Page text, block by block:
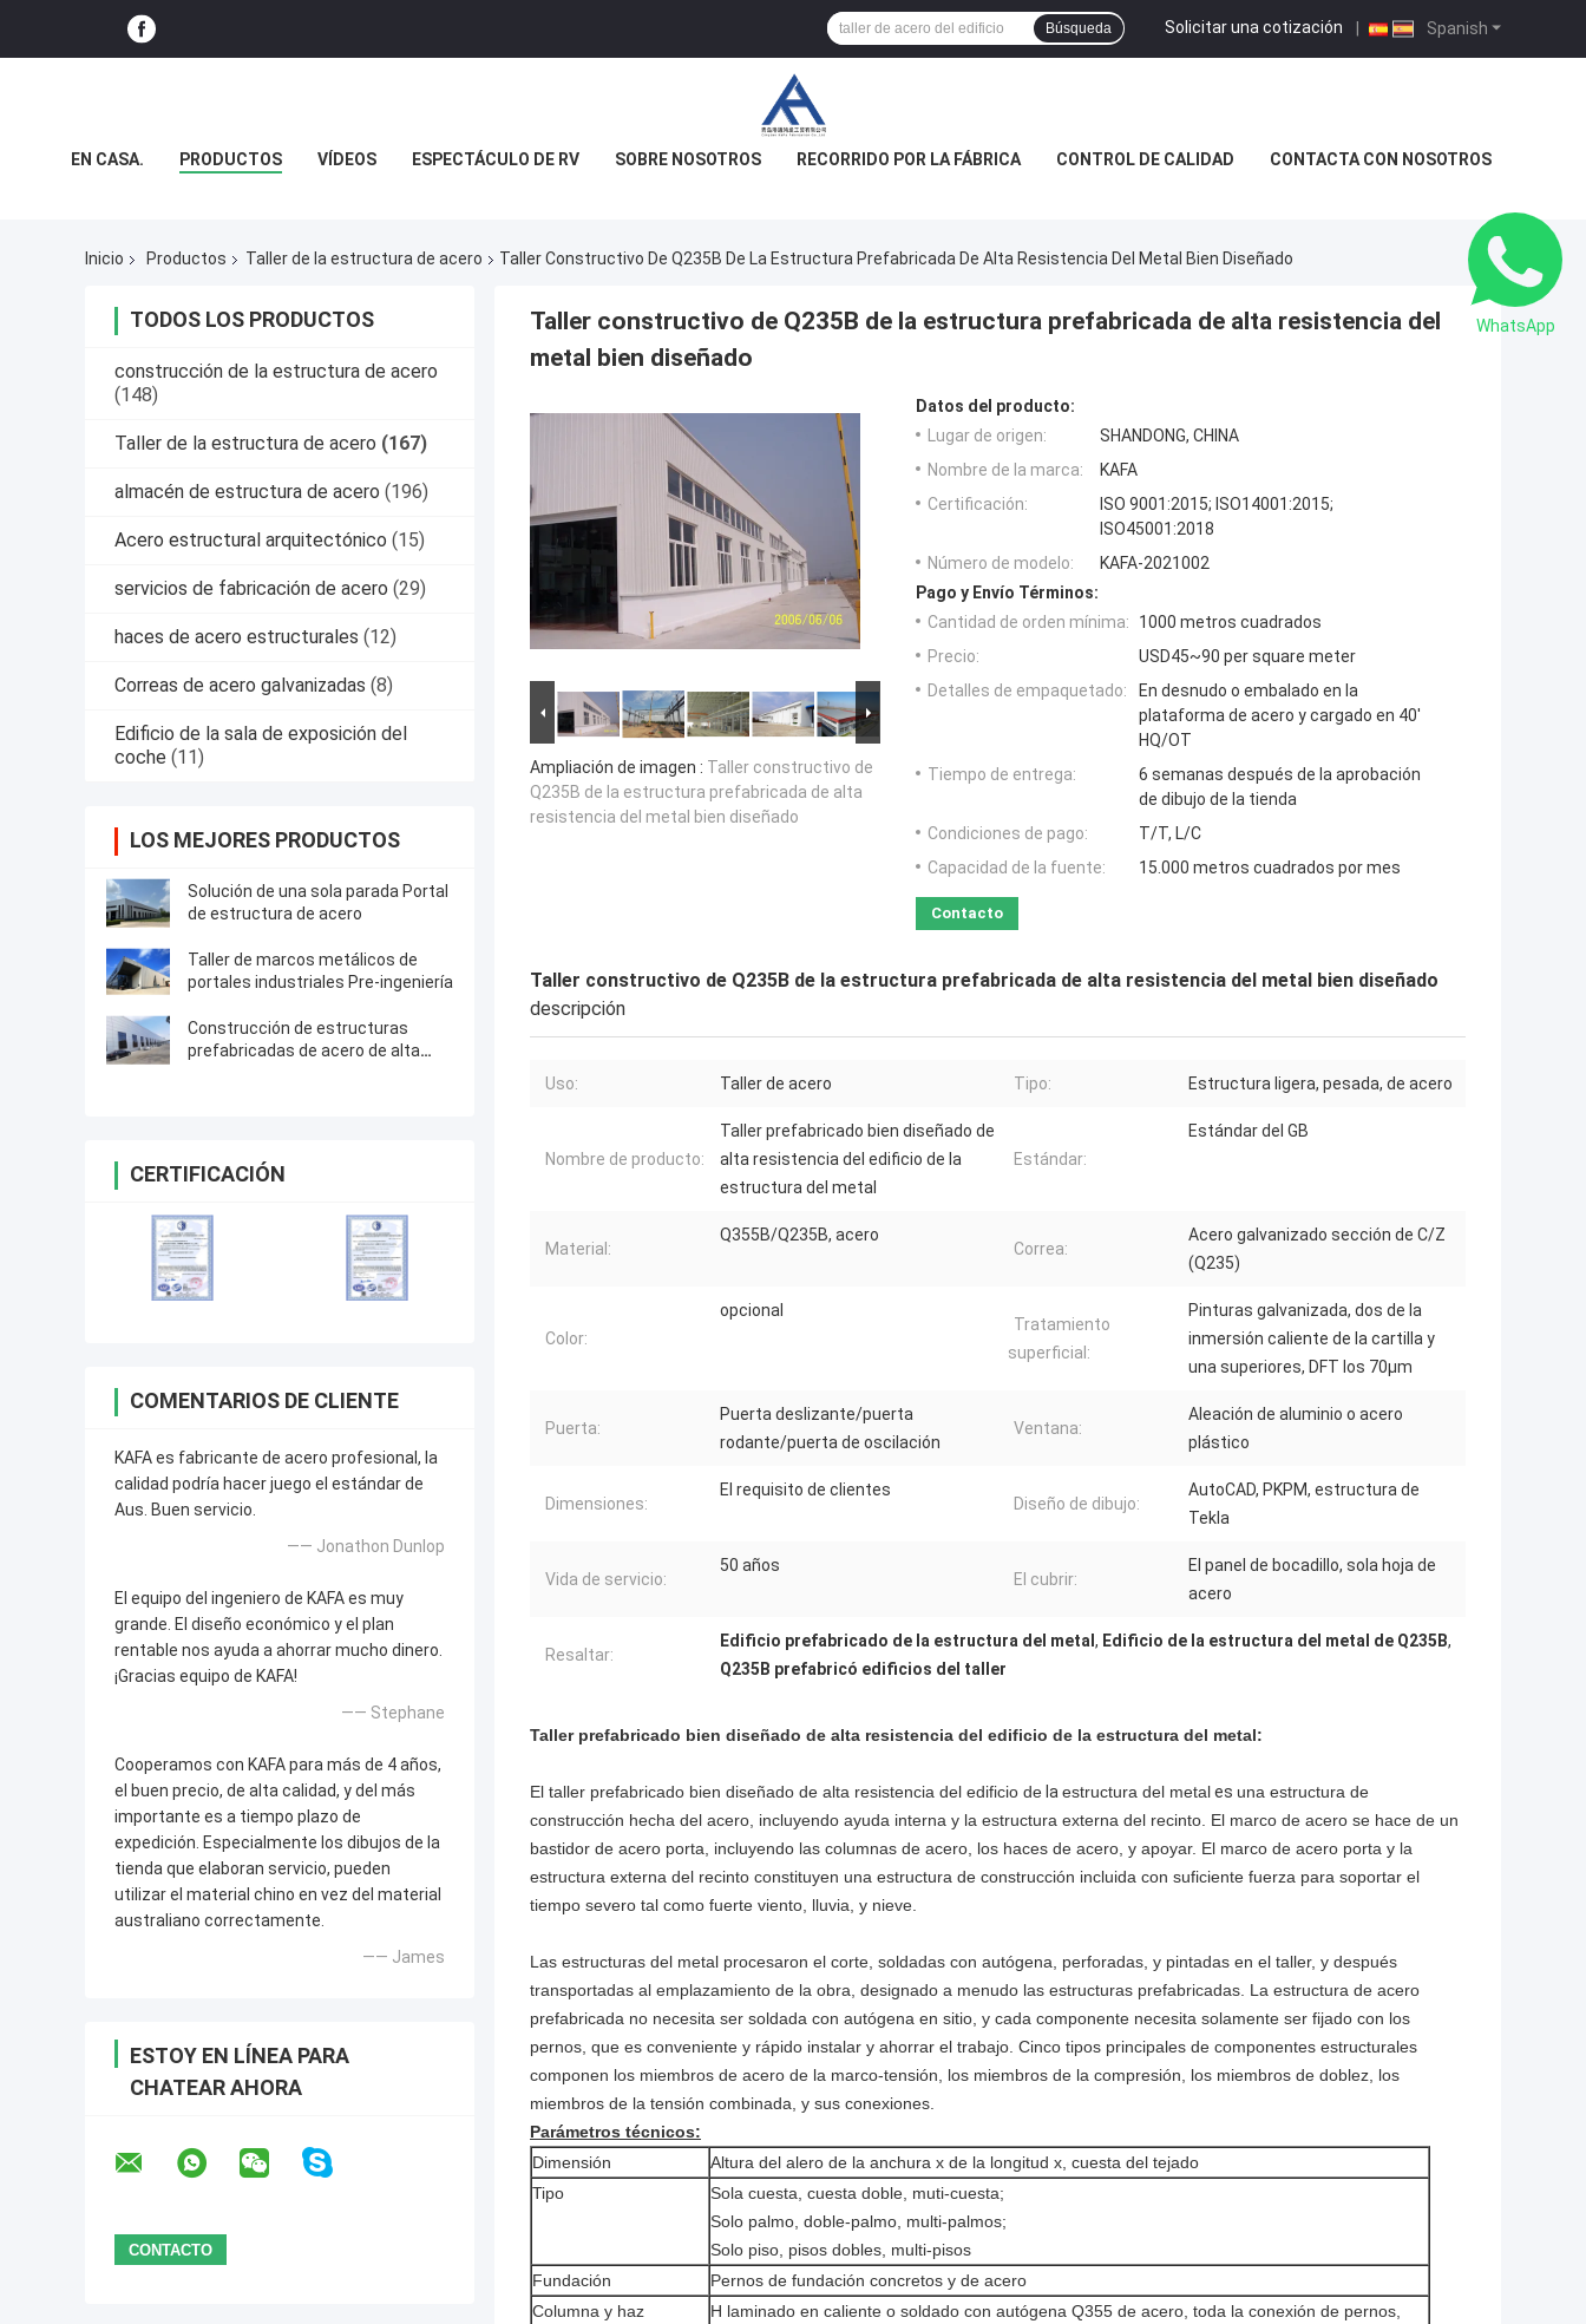
Spanish
Solicitar una cotización |
Búsqueda
EN CASA. PRODUCTOS VÍDEOS ESPECTÁCULO DE RV SOBRE NOSOTROS RECORRIDO POR LA FÁBRICA CONTROL DE CALIDAD CONTACTA CON NOSOTROS
Inicio Productos Taller de la estructura de acero Taller Constructivo De Q235B De La Estructura Prefabricada De Alta Resistencia Del Metal Bien Diseñado
TODOS LOS PRODUCTOS
construcción de la estructura de acero
(148)
Taller de la estructura de acero (167)
almacén de estructura de acero (196)
Acero estructural arquitectónico (15)
servicios de fabricación de acero (29)
haces de acero estructurales (12)
Correas de acero galvanizadas (8)
Edificio de la sala de exposición del
coche (11)
LOS MEJORES PRODUCTOS
Solución de una sola parada Portal
de estructura de acero
Taller de marcos metálicos de
portales industriales Pre-ingeniería
Construcción de estructuras
prefabricadas de acero de alta
CERTIFICACIÓN
COMENTARIOS DE CLIENTE
KAFA es fabricante de acero profesional, la
calidad podría hacer juego el estándar de
Aus. Buen servicio.
—— Jonathon Dunlop
El equipo del ingeniero de KAFA es muy
grande. El diseño económico y el plan
rentable nos ayuda a ahorrar mucho dinero.
¡Gracias equipo de KAFA!
—— Stephane
Cooperamos con KAFA para más de 4 años,
el buen precio, de alta calidad, y del más
importante es a tiempo plazo de
expedición. Especialmente los dibujos de la
tienda que elaboran servicio, pueden
utilizar el material chino en vez del material
australiano correctamente.
—— James
ESTOY EN LÍNEA PARA
CHATEAR AHORA
Taller constructivo de Q235B de la estructura prefabricada de alta resistencia del
metal bien diseñado
Ampliación de imagen : Taller constructivo de
Q235B de la estructura prefabricada de alta
resistencia del metal bien diseñado
Datos del producto:
Lugar de origen:
SHANDONG, CHINA
Nombre de la marca:
KAFA
Certificación:
ISO 9001:2015; ISO14001:2015;
ISO45001:2018
Número de modelo:
KAFA-2021002
Pago y Envío Términos:
Cantidad de orden mínima:
1000 metros cuadrados
Precio:
USD45~90 per square meter
Detalles de empaquetado:
En desnudo o embalado en la
plataforma de acero y cargado en 40'
HQ/OT
Tiempo de entrega:
6 semanas después de la aprobación
de dibujo de la tienda
Condiciones de pago:
T/T, L/C
Capacidad de la fuente:
15.000 metros cuadrados por mes
Contacto
Taller constructivo de Q235B de la estructura prefabricada de alta resistencia del metal bien diseñado
descripción
Uso: Taller de acero Tipo: Estructura ligera, pesada, de acero
Nombre de producto:
Taller prefabricado bien diseñado de
alta resistencia del edificio de la
estructura del metal
Estándar:
Estándar del GB
Material:
Q355B/Q235B, acero
Correa:
Acero galvanizado sección de C/Z
(Q235)
Color:
opcional
Tratamiento
superficial:
Pinturas galvanizada, dos de la
inmersión caliente de la cartilla y
una superiores, DFT los 70μm
Puerta:
Puerta deslizante/puerta
rodante/puerta de oscilación
Ventana:
Aleación de aluminio o acero
plástico
Dimensiones:
El requisito de clientes
Diseño de dibujo:
AutoCAD, PKPM, estructura de
Tekla
Vida de servicio:
50 años
El cubrir:
El panel de bocadillo, sola hoja de
acero
Resaltar:
Edificio prefabricado de la estructura del metal , Edificio de la estructura del metal de Q235B,
Q235B prefabricó edificios del taller
Taller prefabricado bien diseñado de alta resistencia del edificio de la estructura del metal:
El taller prefabricado bien diseñado de alta resistencia del edificio de laestructura del metales una estructura de
construcción hecha del acero, incluyendo ayuda interna y la estructura externa del recinto. El marco de acero se hace de un
bastidor de acero porta, incluyendo las columnas de acero, los haces de acero, y apoyar. El marco de acero porta y la
estructura externa del recinto constituyen una estructura de construcción incluida con suficiente fuerza para soportar el
tiempo severo tal como fuerte viento, lluvia, y nieve.
Las estructuras del metal procesaron el corte, soldadas con autógena, perforadas, y pintadas en el taller, y después
transportadas al emplazamiento de la obra, designado a menudo las estructuras prefabricadas. La estructura de acero
prefabricada no necesita ser soldada con autógena en sitio, y cada componente necesita solamente ser fijado con los
pernos, que es conveniente y rápido instalar y ahorrar el trabajo. Cinco tipos principales de componentes estructurales
componen los miembros de acero de la marco-tensión, los miembros de la compresión, los miembros de doblez, los
miembros de la tensión combinada, y sus conexiones.
Parámetros técnicos:
Dimensión
Altura del alero de la anchura x de la longitud x, cuesta del tejado
Tipo
Sola cuesta, cuesta doble, muti-cuesta;
Solo palmo, doble-palmo, multi-palmos;
Solo piso, pisos dobles, multi-pisos
Fundación
Pernos de fundación concretos y de acero
Columna y haz
H laminado en caliente o soldado con autógena Q355 de acero, toda la conexión de pernos,
WhatsApp